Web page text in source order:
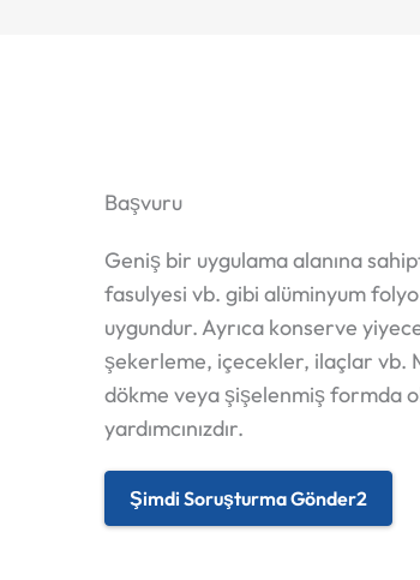
Başvuru
Geniş bir uygulama alanına
fasulyesi vb. gibi alüminyum
uygundur. Ayrıca konserve
şekerleme, içecekler, ilaçlar vb.
dökme veya şişelenmiş formda
yardımcınızdır.
Şimdi Soruşturma Gönder2